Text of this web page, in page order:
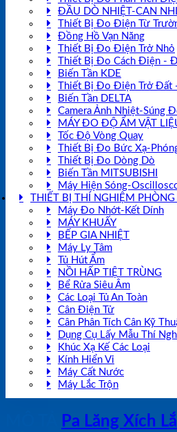
ĐẦU DÒ NHIỆT-CAN
Thiết Bị Đo Điện Từ
Đồng Hồ Vạn Năng
Thiết Bị Đo Điện Trở Nhỏ
Thiết Bị Đo Cách Điện -
Biến Tần KDE
Thiết Bị Đo Điện Trở Đất
Biến Tần DELTA
Camera Ảnh Nhiệt-Súng
MÁY ĐO ĐỘ ẨM VẬT
Tốc Độ Vòng Quay
Thiết Bị Đo Bức Xạ-
Thiết Bị Đo Dòng Dò
Biến Tần MITSUBISHI
Máy Hiện Sóng-
THIẾT BỊ THÍ NGHIỆM PHÒNG
Máy Đo Nhớt-Kết Dính
MÁY KHUẤY
BẾP GIA NHIỆT
Máy Ly Tâm
Tủ Hút Ẩm
NỒI HẤP TIỆT TRÙNG
Bể Rửa Siêu Âm
Các Loại Tủ An Toàn
Cân Điện Tử
Cân Phân Tích Cân Kỹ
Dụng Cụ Lấy Mẫu Thí
Khúc Xạ Kế Các Loại
Kính Hiển Vi
Máy Cất Nước
Máy Lắc Trộn
Pa Lăng Xích